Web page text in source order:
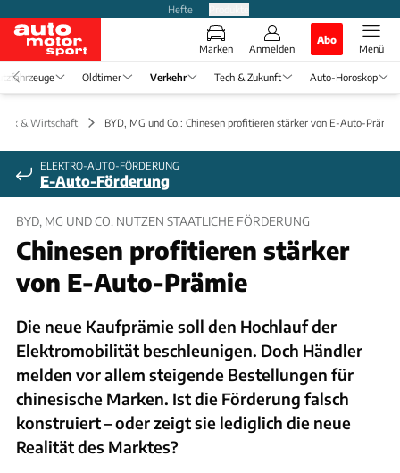
Hefte
Marken Anmelden
Abo
Menü
Oldtimer Verkehr Tech & Zukunft Auto-Horoskop
& Wirtschaft BYD, MG und Co.: Chinesen profitieren stärker von E-Auto-Prämie
ELEKTRO-AUTO-FÖRDERUNG
E-Auto-Förderung
BYD, MG UND CO. NUTZEN STAATLICHE FÖRDERUNG
Chinesen profitieren stärker
von E-Auto-Prämie
Die neue Kaufprämie soll den Hochlauf der
Elektromobilität beschleunigen. Doch Händler
melden vor allem steigende Bestellungen für
chinesische Marken. Ist die Förderung falsch
konstruiert – oder zeigt sie lediglich die neue
Realität des Marktes?